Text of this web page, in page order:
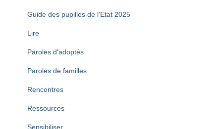
Guide des pupilles de l'Etat 2025
Lire
Paroles d'adoptés
Paroles de familles
Rencontres
Ressources
Sensibiliser